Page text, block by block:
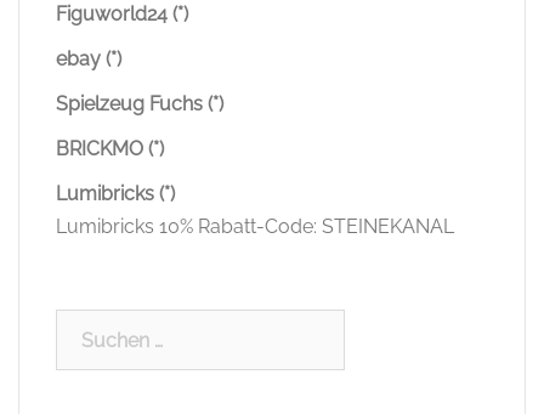
Figuworld24 (*)
ebay (*)
Spielzeug Fuchs (*)
BRICKMO (*)
Lumibricks (*)
Lumibricks 10% Rabatt-Code: STEINEKANAL